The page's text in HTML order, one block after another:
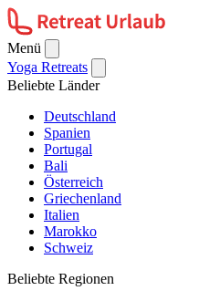
Menü
Yoga Retreats
Beliebte Länder
Deutschland
Spanien
Portugal
Bali
Österreich
Griechenland
Italien
Marokko
Schweiz
Beliebte Regionen